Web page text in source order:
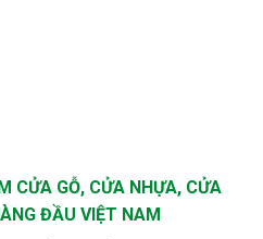
CỬA GỖ, CỬA NHỰA, CỬA
ĐẦU VIỆT NAM